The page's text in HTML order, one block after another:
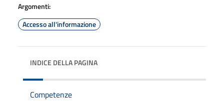
Argomenti:
Accesso all'informazione
INDICE DELLA PAGINA
Competenze